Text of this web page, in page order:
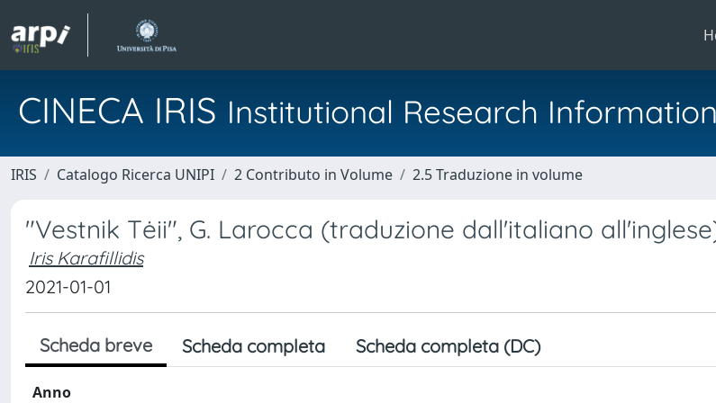
CINECA IRIS Institutional Research
IRIS Catalogo Ricerca UNIPI 2 Contributo in Volume 2.5 Traduzione in volume
"Vestnik Tėii", G. Larocca (traduzione dall'italiano
Iris Karafillidis
2021-01-01
Scheda breve Scheda completa Scheda completa (DC)
Anno